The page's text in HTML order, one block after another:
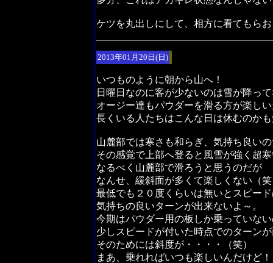
ケツを丸出しにして、相方に看てもら
2013年01月20日(日)
いつものように朝から山へ！
日曜日なのに客が少ないのは雪が降っ
オージー達もパウダーを滑る方が楽し
長くいる人たちはこんな日は休むのか
山麓部では寒さも和らぎ、気持ち良い
その感覚で上部へ登ると風雪が強く超
なるべく山麓部で滑ろうと思うのだが
なんせ、緩斜面が多くて楽しくない（
最低でも２０度くらいは無いとスピー
気持ちの良いターンが出来ないよ～。
今期はパウダー用の板しか乗っていな
少しスピードが付いた時点でのターン
そのためには斜度が・・・・（笑）
まあ、乗れればいつも楽しいんだけど！